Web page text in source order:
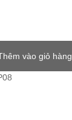
vào giỏ hàng